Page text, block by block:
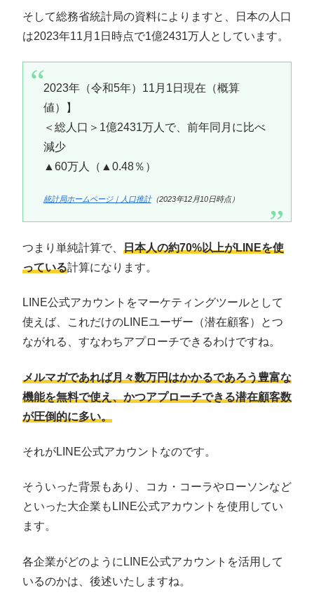
そして総務省統計局の資料によりますと、日本の人口
は2023年11月1日時点で1億2431万人としています。
2023年（令和5年）11月1日現在（概算
値）】
＜総人口＞1億2431万人で、前年同月に比べ
減少
▲60万人（▲0.48％）
統計局ホームページ｜人口推計（2023年12月10日時点）
つまり単純計算で、 日本人の約70%以上がLINEを使
っている計算になります。
LINE公式アカウントをマーケティングツールとして
使えば、これだけのLINEユーザー（潜在顧客）とつ
ながれる、すなわちアプローチできるわけですね。
メルマガであれば月々数万円はかかるであろう豊富な
機能を無料で使え、かつアプローチできる潜在顧客数
が圧倒的に多い。
それがLINE公式アカウントなのです。
そういった背景もあり、コカ・コーラやローソンなど
といった大企業もLINE公式アカウントを使用してい
ます。
各企業がどのようにLINE公式アカウントを活用して
いるのかは、後述いたしますね。